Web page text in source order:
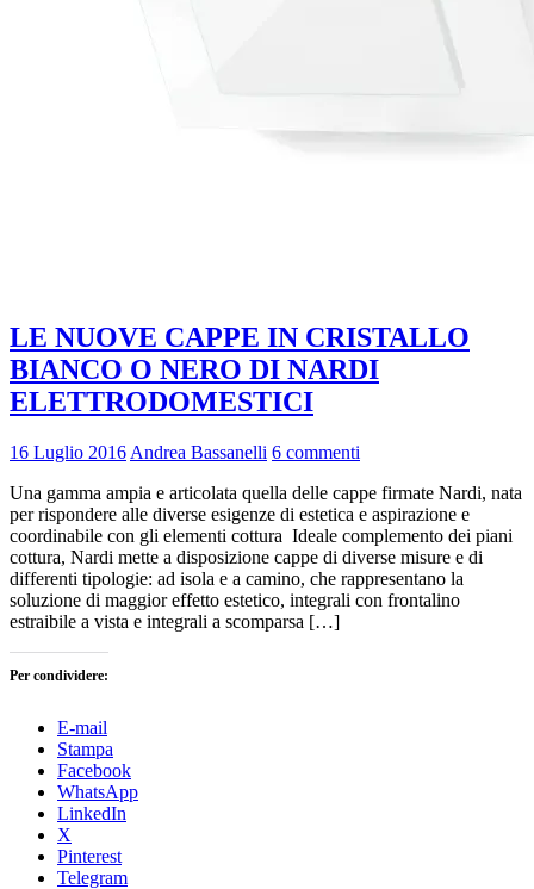
LE NUOVE CAPPE IN CRISTALLO
BIANCO O NERO DI NARDI
ELETTRODOMESTICI
16 Luglio 2016 Andrea Bassanelli 6 commenti
Una gamma ampia e articolata quella delle cappe firmate Nardi, nata
per rispondere alle diverse esigenze di estetica e aspirazione e
coordinabile con gli elementi cottura Ideale complemento dei piani
cottura, Nardi mette a disposizione cappe di diverse misure e di
differenti tipologie: ad isola e a camino, che rappresentano la
soluzione di maggior effetto estetico, integrali con frontalino
estraibile a vista e integrali a scomparsa […]
Per condividere:
E-mail
Stampa
Facebook
WhatsApp
LinkedIn
X
Pinterest
Telegram